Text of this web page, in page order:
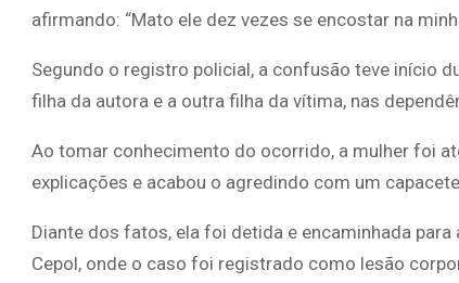
afirmando: “Mato ele dez vezes se encostar na
Segundo o registro policial, a confusão teve início
filha da autora e a outra filha da vítima, nas
Ao tomar conhecimento do ocorrido, a mulher foi
explicações e acabou o agredindo com um
Diante dos fatos, ela foi detida e encaminhada
Cepol, onde o caso foi registrado como lesão